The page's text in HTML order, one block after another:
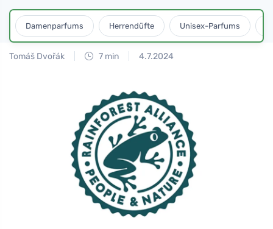
Damenparfums Herrendüfte Unisex-Parfums
Tomáš Dvořák 7 min 4.7.2024